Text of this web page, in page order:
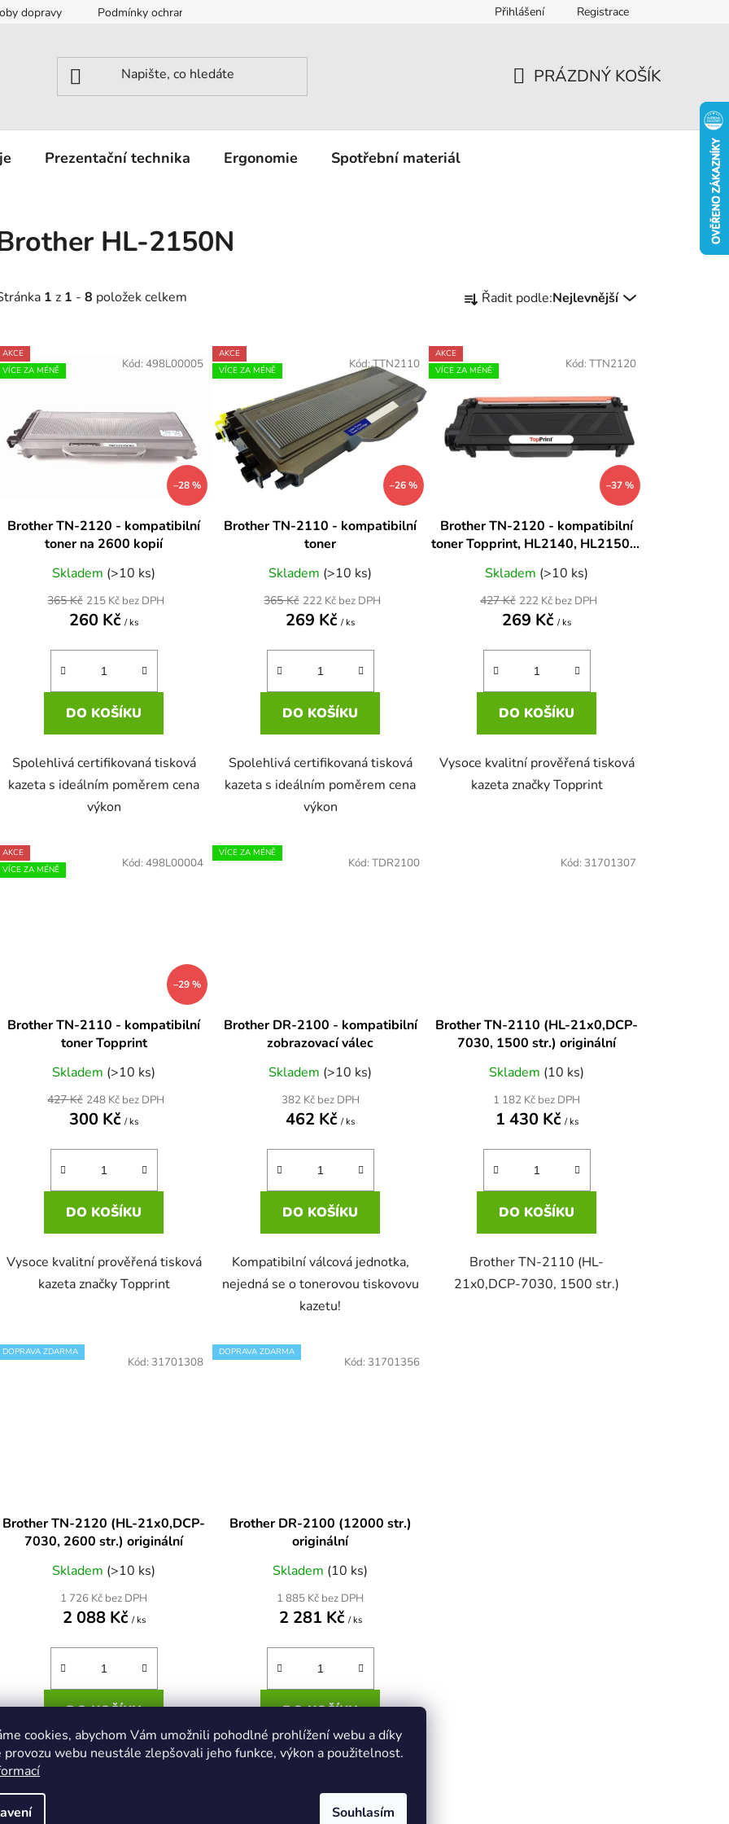
cookies, abychom Vám umožnili pohodlné prohlížení webu a díky
provozu webu neustále zlepšovali jeho funkce, výkon a použitelnost.
Souhlasím
dopravy Podmínky ochrany osobních údajů Přihlášení Registrace
KOŠÍK
PRÁZDNÝ KOŠÍK
Prezentační technika Ergonomie Spotřební materiál
HL-2150N
1 z 1 - 8 položek celkem
a
n
í
p
r
o
k
t
Řadit podle:Nejlevnější
AKCE
VÍCE ZA MÉNĚ
–28 %
Brother TN-2120 - kompatibilní
toner na 2600 kopií
Skladem (>10 ks)
215 Kč bez DPH
260 Kč/ ks
365 Kč
DO KOŠÍKU
Spolehlivá certifikovaná tisková
kazeta s ideálním poměrem cena
výkon
Kód: 498L00005
AKCE
VÍCE ZA MÉNĚ
–26 %
Brother TN-2110 - kompatibilní
toner
Skladem (>10 ks)
222 Kč bez DPH
269 Kč/ ks
365 Kč
DO KOŠÍKU
Spolehlivá certifikovaná tisková
kazeta s ideálním poměrem cena
výkon
Kód:TTN2110
AKCE
VÍCE ZA MÉNĚ
–37 %
Brother TN-2120 - kompatibilní
toner Topprint, HL2140, HL2150N,
Skladem (>10 ks)
222 Kč bez DPH
269 Kč/ ks
427 Kč
DO KOŠÍKU
Vysoce kvalitní prověřená tisková
kazeta značky Topprint
Kód: TTN2120
AKCE
VÍCE ZA MÉNĚ
–29 %
Brother TN-2110 - kompatibilní
toner Topprint
Skladem (>10 ks)
248 Kč bez DPH
300 Kč/ ks
427 Kč
DO KOŠÍKU
Vysoce kvalitní prověřená tisková
kazeta značky Topprint
Kód: 498L00004
VÍCE ZA MÉNĚ
Brother DR-2100 - kompatibilní
zobrazovací válec
Skladem (>10 ks)
382 Kč bez DPH
462 Kč/ ks
DO KOŠÍKU
Kompatibilní válcová jednotka,
nejedná se o tonerovou tiskovovu
kazetu!
Kód: TDR2100
Brother TN-2110 (HL-21x0,DCP-
7030, 1500 str.) originální
Skladem (10 ks)
1 182 Kč bez DPH
1 430 Kč / ks
DO KOŠÍKU
Brother TN-2110 (HL-
21x0,DCP-7030, 1500 str.)
Kód: 31701307
DOPRAVA ZDARMA
Brother TN-2120 (HL-21x0,DCP-
7030, 2600 str.) originální
Skladem (>10 ks)
1 726 Kč bez DPH
2 088 Kč / ks
DO KOŠÍKU
Brother TN-2120 (HL-
21x0,DCP-7030, 2600 str.)
Kód: 31701308
DOPRAVA ZDARMA
Brother DR-2100 (12000 str.)
originální
Skladem (10 ks)
1 885 Kč bez DPH
2 281 Kč / ks
DO KOŠÍKU
Originální válcová jednotka,
kazetu!
Kód: 31701356